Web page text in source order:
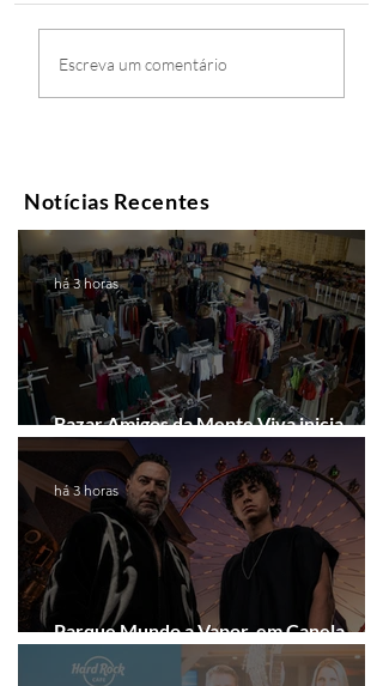
Escreva um comentário
Notícias Recentes
Bazar Amigos da Mente Viva inicia
arrecadação em Gramado e Canela
há 3 horas
Parque Mundo a Vapor, em Canela,
recebe festival eletrônico em agosto
há 3 horas